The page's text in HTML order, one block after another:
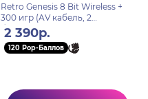
Retro Genesis 8 Bit Wireless +
300 игр (AV кабель, 2
беспроводных джойстика)
2 390р.
120 Pop-Баллов